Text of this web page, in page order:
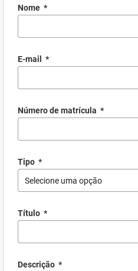
Nome *
E-mail *
Número de matrícula *
Tipo *
Selecione uma opção
Título *
Descrição *